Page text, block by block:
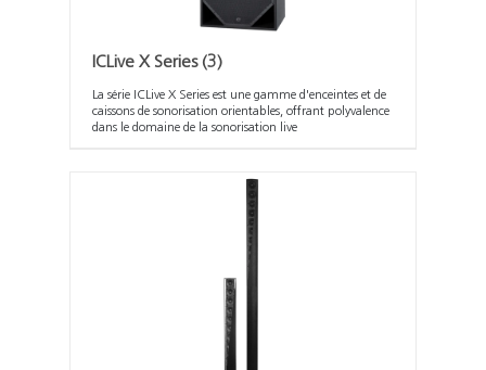
ICLive X Series (3)
La série ICLive X Series est une gamme d'enceintes et de
caissons de sonorisation orientables, offrant polyvalence
dans le domaine de la sonorisation live